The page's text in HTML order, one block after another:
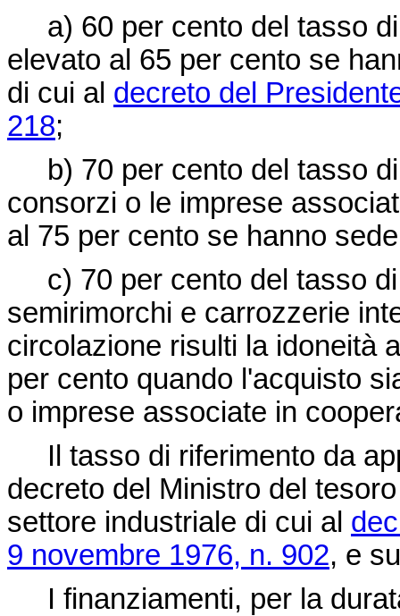
a) 60 per cento del tasso di
elevato al 65 per cento se
di cui al decreto del
218;
b) 70 per cento del tasso di
consorzi o le imprese
al 75 per cento se hanno
c) 70 per cento del tasso di
semirimorchi e carrozzerie
circolazione risulti la idoneità
per cento quando l'acquisto
o imprese associate in
Il tasso di riferimento da
decreto del Ministro del
settore industriale di cui al
9 novembre 1976, n. 902, e
I finanziamenti, per la